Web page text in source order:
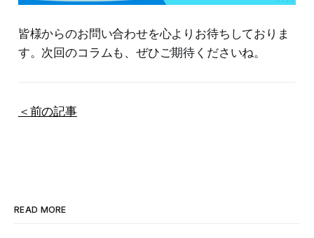
皆様からのお問い合わせを心よりお待ちしておりま
す。次回のコラムも、ぜひご期待くださいね。
＜前の記事
READ MORE